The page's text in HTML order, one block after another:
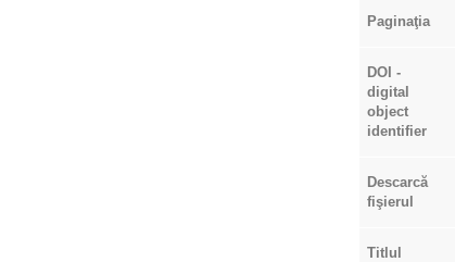
Paginaţia
DOI -
digital
object
identifier
Descarcă
fişierul
Titlul